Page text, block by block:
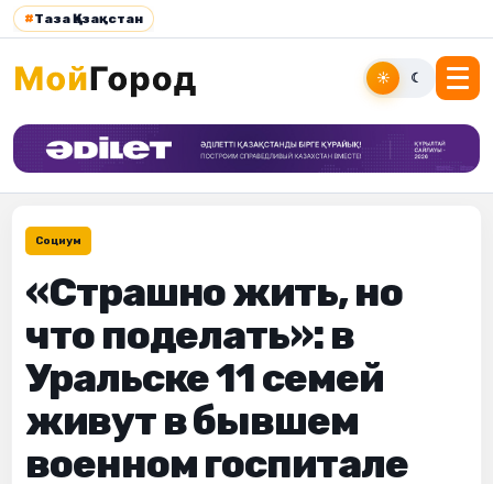
#Таза Қазақстан
☀ ☾
Социум
«Страшно жить, но
что поделать»: в
Уральске 11 семей
живут в бывшем
военном госпитале